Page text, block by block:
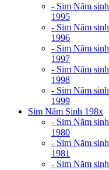
- Sim Năm sinh
1995
- Sim Năm sinh
1996
- Sim Năm sinh
1997
- Sim Năm sinh
1998
- Sim Năm sinh
1999
Sim Năm Sinh 198x
- Sim Năm sinh
1980
- Sim Năm sinh
1981
- Sim Năm sinh